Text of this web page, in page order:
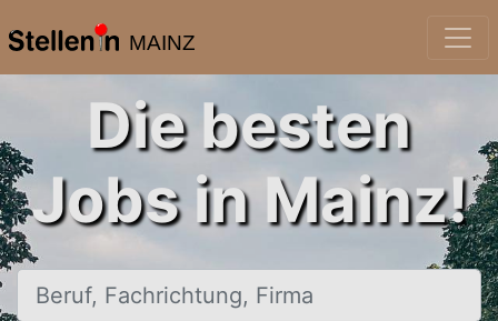
MAINZ
Die besten
Jobs in Mainz!
Beruf, Fachrichtung, Firma